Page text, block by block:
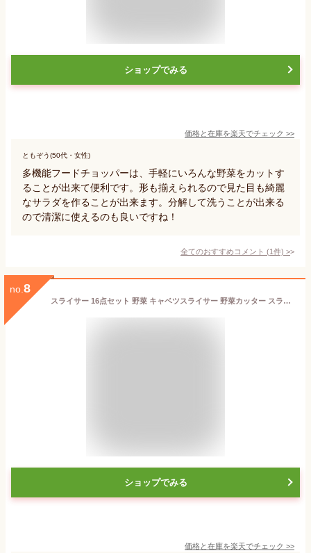
ショップでみる
価格と在庫を楽天でチェック >>
ともぞう(50代・女性)
多機能フードチョッパーは、手軽にいろんな野菜をカットす
ることが出来て便利です。形も揃えられるので見た目も綺麗
なサラダを作ることが出来ます。分解して洗うことが出来る
ので清潔に使えるのも良いですね！
全てのおすすめコメント (1件) >
no. 8
スライサー 16点セット 野菜 キャベツスライサー 野菜カッター スライサー セット キャベツ千きり チョップドカッター 卵白セパレーター 野菜チョッパー 調理器 スライス 千きり ツマ切り カッター 安全ホルダー付き 多機能
ショップでみる
価格と在庫を楽天でチェック >>